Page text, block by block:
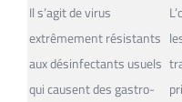
Il s’agit de virus
extrêmement résistants
aux désinfectants usuels
qui causent des gastro-